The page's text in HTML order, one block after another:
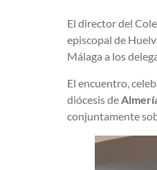
El director del
episcopal de
Málaga a los
El encuentro,
diócesis de
conjuntamente